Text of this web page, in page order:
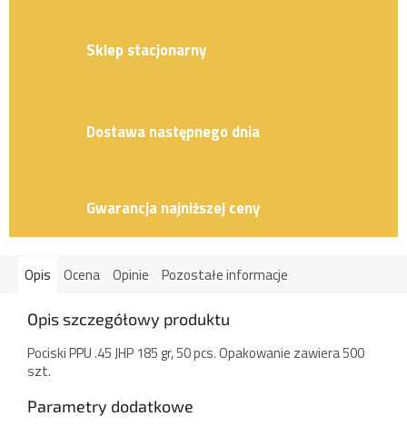
Sklep stacjonarny
Dostawa następnego dnia
Gwarancja najniższej ceny
Opis Ocena Opinie Pozostałe informacje
Opis szczegółowy produktu
Pociski PPU .45 JHP 185 gr, 50 pcs. Opakowanie zawiera 500
szt.
Parametry dodatkowe